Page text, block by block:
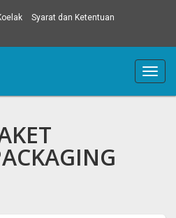
Syarat dan Ketentuan
Main
Menu